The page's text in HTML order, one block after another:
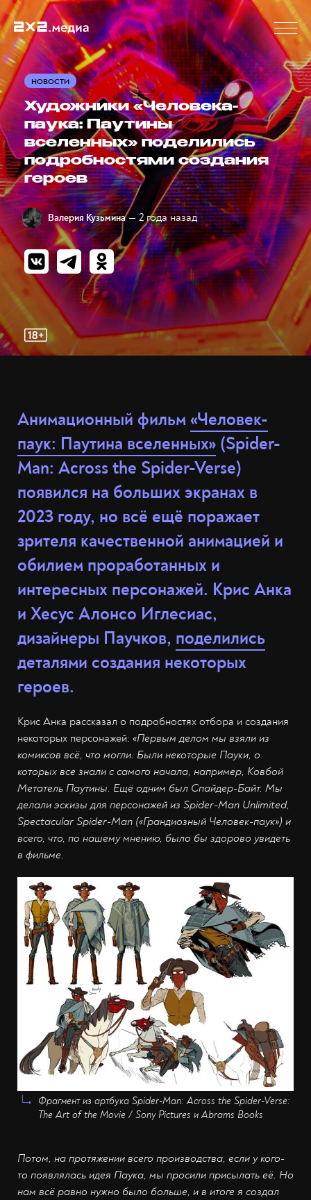
НОВОСТИ
Художники «Человека-
паука: Паутины
вселенных» поделились
подробностями создания
героев
Валерия Кузьмина — 2 года назад
Анимационный фильм«Человек-
паук: Паутина вселенных» (Spider-
Man: Across the Spider-Verse)
появился на больших экранах в
2023 году, но всё ещё поражает
зрителя качественной анимацией и
обилием проработанных и
интересных персонажей. Крис Анка
и Хесус Алонсо Иглесиас,
дизайнеры Паучков, поделились
деталями создания некоторых
героев.
Крис Анка рассказал о подробностях отбора и создания
некоторых персонажей: «Первым делом мы взяли из
комиксов всё, что могли. Были некоторые Пауки, о
которых все знали с самого начала, например, Ковбой
Метатель Паутины. Ещё одним был Спайдер-Байт. Мы
делали эскизы для персонажей из Spider-Man Unlimited,
Spectacular Spider-Man («Грандиозный Человек-паук») и
всего, что, по нашему мнению, было бы здорово увидеть
в фильме.
Фрагмент из артбука Spider-Man: Across the Spider-Verse:
The Art of the Movie / Sony Pictures и Abrams Books
Потом, на протяжении всего производства, если у кого-
то появлялась идея Паука, мы просили присылать её. Но
нам всё равно нужно было больше, и в итоге я создал